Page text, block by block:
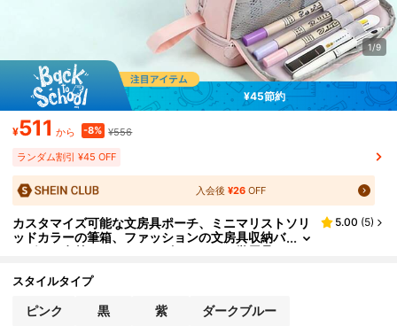
1/9
¥45節約
¥511 から -8% ¥556
ランダム割引 ¥45 OFF
入会後¥26 OFF
カスタマイズ可能な文房具ポーチ、ミニマリストソリ
ッドカラーの筆箱、ファッションの文房具収納バ
ッグ、お名前をカスタマイズできます。学用品、
スに適しています。バレンタインデー、誕生日、入
です。
5.00 (5)
スタイルタイプ
ピンク 黒 紫 ダークブルー